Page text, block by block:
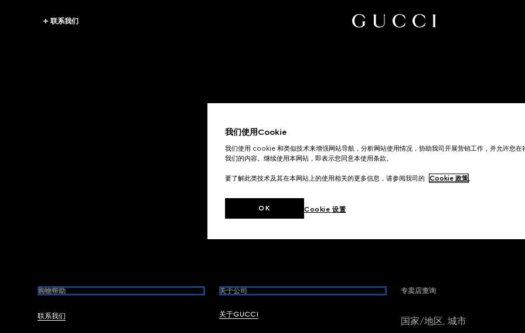
联系我们
购物帮助
联系我们
关于公司
关于GUCCI
专卖店查询
国家/地区, 城市
我们使用Cookie
我们使用 cookie 和类似技术来增强网站导航，分析网站使用情况，协助我司开展营销工作，并允许您在
我们的内容。继续使用本网站，即表示您同意本使用条款。
要了解此类技术及其在本网站上的使用相关的更多信息，请参阅我司的 Cookie 政策。
Cookie 设置
OK